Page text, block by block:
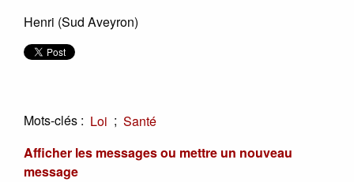
Henri (Sud Aveyron)
Mots-clés : Loi ; Santé
Afficher les messages ou mettre un nouveau
message